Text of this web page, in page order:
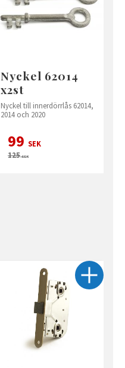
Nyckel 62014
x2st
Nyckel till innerdörrlås 62014,
2014 och 2020
99 SEK
125SEK